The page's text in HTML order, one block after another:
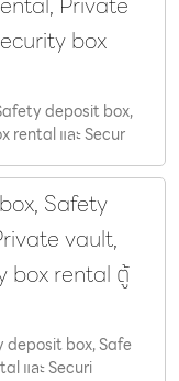
box
deposit box,
rental และ Secur
Safety
vault,
box rental ตู้
deposit box, Safe
และ Securi